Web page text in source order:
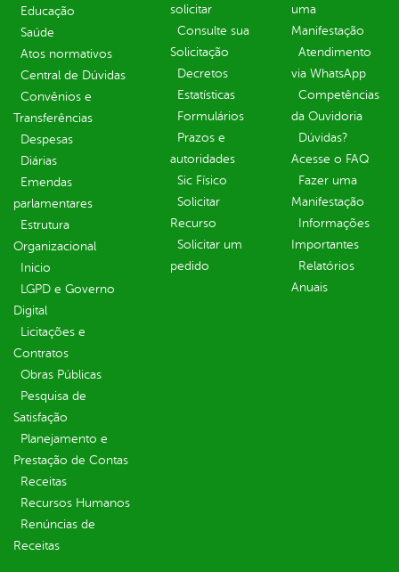
Educação
Saúde
Atos normativos
Central de Dúvidas
Convênios e
Transferências
Despesas
Diárias
Emendas
parlamentares
Estrutura
Organizacional
Inicio
LGPD e Governo
Digital
Licitações e
Contratos
Obras Públicas
Pesquisa de
Satisfação
Planejamento e
Prestação de Contas
Receitas
Recursos Humanos
Renúncias de
Receitas
solicitar
Consulte sua
Solicitação
Decretos
Estatísticas
Formulários
Prazos e
autoridades
Sic Físico
Solicitar
Recurso
Solicitar um
pedido
uma
Manifestação
Atendimento
via WhatsApp
Competências
da Ouvidoria
Dúvidas?
Acesse o FAQ
Fazer uma
Manifestação
Informações
Importantes
Relatórios
Anuais